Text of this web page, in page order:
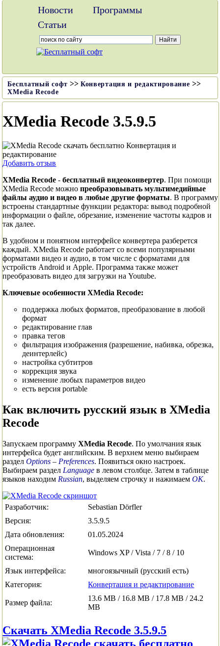
Новости
Программы
Статьи
Бесплатный софт >> Конвертация и редактирование >>
XMedia Recode
XMedia Recode 3.5.9.5
Добавить отзыв
XMedia Recode -бесплатный видеоконвертер. При помощи
XMedia Recode можнопреобразовывать мультимедийные
файлы аудио и видео в любые другие форматы. В программу
встроены стандартные функции редактора: вывод подробной
информации о файле, обрезание, изменение частоты кадров и
так далее.
В удобном и понятном интерфейсе конвертера разберется
каждый. XMedia Recode работает со всеми популярными
форматами видео и аудио, в том числе с форматами для
устройств Android и Apple. Программа также может
преобразовать видео для загрузки на Youtube.
Ключевые особенности XMedia Recode:
поддержка любых форматов, преобразование в любой
формат
редактирование глав
правка тегов
фильтрация изображения (разрешение, набивка, обрезка,
деинтерлейс)
настройка субтитров
коррекция звука
изменение любых параметров видео
есть версия portable
Как включить русский язык в XMedia
Recode
Запускаем программуXMedia Recode. По умолчания язык
интерфейса будет английским. В верхнем меню выбираем
разделOptions – Preferences. Появиться окно настроек.
Выбираем раздел Language в левом столбце. Затем в таблице
языков находим Russian, выделяем строчку и нажимаемОК.
Разработчик:
Sebastian Dörfler
Версия:
3.5.9.5
Дата обновления:
01.05.2024
Операционная
система:
Windows XP / Vista / 7 / 8 / 10
Язык интерфейса:
многоязычный (русский есть)
Категория:
Конвертация и редактирование
Размер файла:
13.6 MB / 16.8 MB / 17.8 MB / 24.2
MB
Скачать XMedia Recode 3.5.9.5